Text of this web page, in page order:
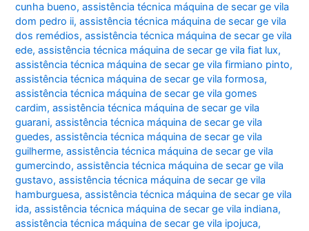
cunha bueno,assistência técnica máquina de secar ge vila
dom pedro ii,assistência técnica máquina de secar ge vila
dos remédios,assistência técnica máquina de secar ge vila
ede,assistência técnica máquina de secar ge vila fiat lux,
assistência técnica máquina de secar ge vila firmiano pinto,
assistência técnica máquina de secar ge vila formosa,
assistência técnica máquina de secar ge vila gomes
cardim,assistência técnica máquina de secar ge vila
guarani,assistência técnica máquina de secar ge vila
guedes,assistência técnica máquina de secar ge vila
guilherme,assistência técnica máquina de secar ge vila
gumercindo,assistência técnica máquina de secar ge vila
gustavo,assistência técnica máquina de secar ge vila
hamburguesa,assistência técnica máquina de secar ge vila
ida,assistência técnica máquina de secar ge vila indiana,
assistência técnica máquina de secar ge vila ipojuca,